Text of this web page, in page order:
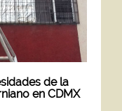
de la
en CDMX